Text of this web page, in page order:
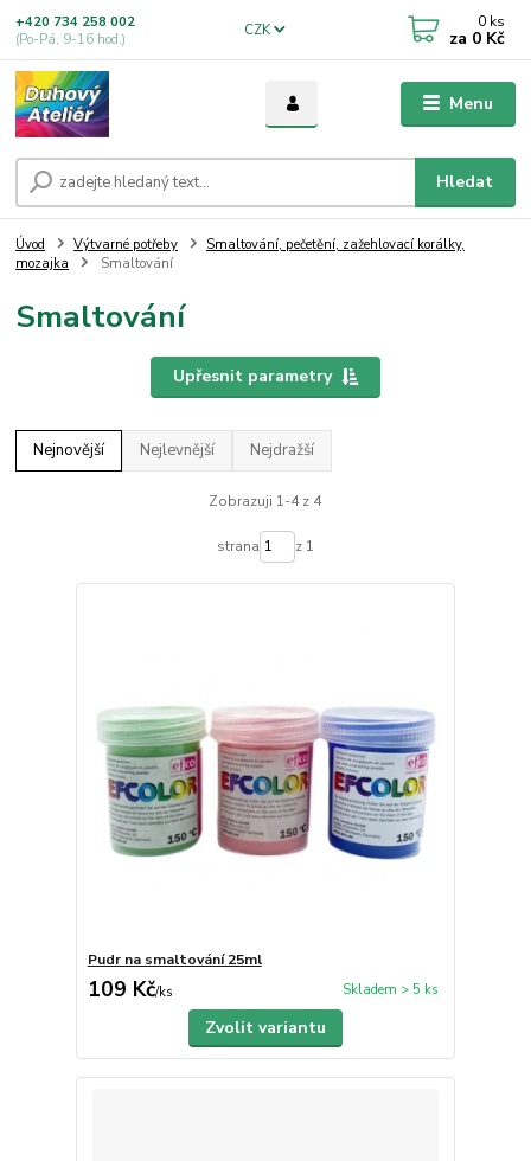
Menu
CZK
Hledat
+420 734 258 002
(Po-Pá, 9-16 hod.)
0 ks
za 0 Kč
Úvod Výtvarné potřeby
Smaltování, pečetění, zažehlovací korálky,
mozajka
Smaltování
Smaltování
Upřesnit parametry
Nejnovější Nejlevnější Nejdražší
Zobrazuji 1-4 z 4
strana z 1
Pudr na smaltování 25ml
109 Kč/ks Skladem > 5 ks
Zvolit variantu